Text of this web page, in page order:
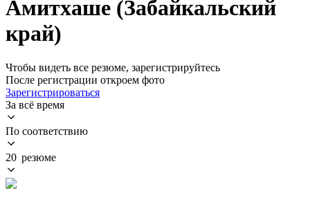
Амитхаше (Забайкальский
край)
Чтобы видеть все резюме, зарегистрируйтесь
После регистрации откроем фото
Зарегистрироваться
За всё время
По соответствию
20 резюме